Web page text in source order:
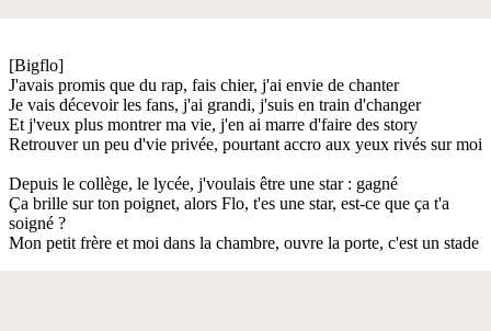
[Bigflo]
J'avais promis que du rap, fais chier, j'ai envie de chanter
Je vais décevoir les fans, j'ai grandi, j'suis en train d'changer
Et j'veux plus montrer ma vie, j'en ai marre d'faire des story
Retrouver un peu d'vie privée, pourtant accro aux yeux rivés sur moi
Depuis le collège, le lycée, j'voulais être une star : gagné
Ça brille sur ton poignet, alors Flo, t'es une star, est-ce que ça t'a
soigné ?
Mon petit frère et moi dans la chambre, ouvre la porte, c'est un stade